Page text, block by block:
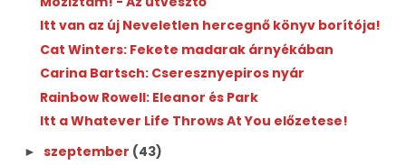
Itt van az új Neveletlen hercegnő könyv borítója!
Cat Winters: Fekete madarak árnyékában
Carina Bartsch: Cseresznyepiros nyár
Rainbow Rowell: Eleanor és Park
Itt a Whatever Life Throws At You előzetese!
► szeptember (43)